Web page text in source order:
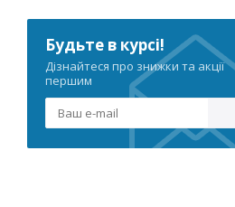
Будьте в курсі!
Дізнайтеся про знижки та акції
першим